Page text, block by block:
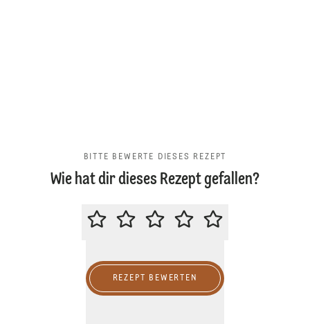
BITTE BEWERTE DIESES REZEPT
Wie hat dir dieses Rezept gefallen?
BITTE BEWERTE DIESES REZEPT
REZEPT BEWERTEN